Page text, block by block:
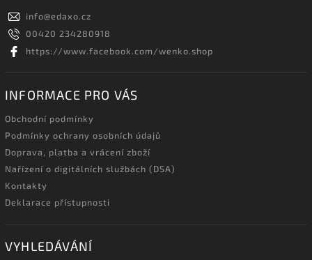
info@edaxo.cz
00420 234280918
https://www.facebook.com/wenko.shop
INFORMACE PRO VÁS
Obchodní podmínky
Podmínky ochrany osobních údajů
Doprava, platba a vrácení zboží
Nařízení o digitálních službách (DSA)
Kontakty
Deklarace přístupnosti
VYHLEDÁVÁNÍ